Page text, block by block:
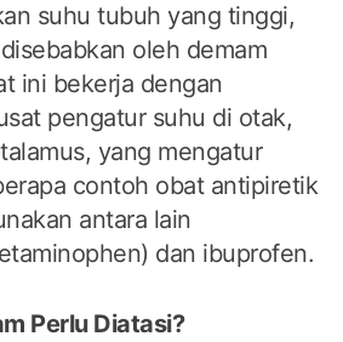
suhu tubuh yang tinggi,
oleh demam
ini bekerja dengan
pengatur suhu di otak,
yang mengatur
contoh obat antipiretik
antara lain
dan ibuprofen.
Perlu Diatasi?